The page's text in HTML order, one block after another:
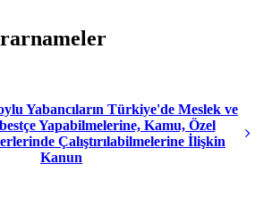
Yabancıların Türkiye'de Meslek ve
Yapabilmelerine, Kamu, Özel
Çalıştırılabilmelerine İlişkin
Kanun